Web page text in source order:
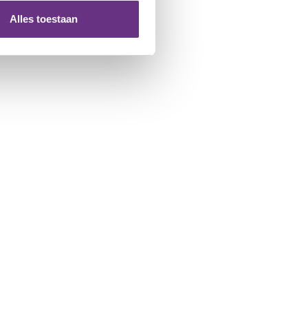
die u aan ze heeft
Alles toestaan